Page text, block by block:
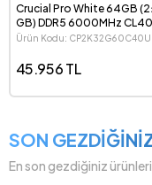
Crucial Basics 8GB DDR4
3200MHz CL22 1.2V
Notebook Ram -
Ürün Kodu: CB8GS3200E
3.626 TL
SON
En son gezdiğiniz